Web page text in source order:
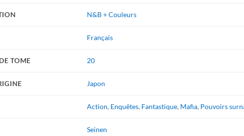
N&B + Couleurs
Français
TOME 20
Japon
Action, Enquêtes, Fantastique, Mafia, Pouvoirs
Seinen